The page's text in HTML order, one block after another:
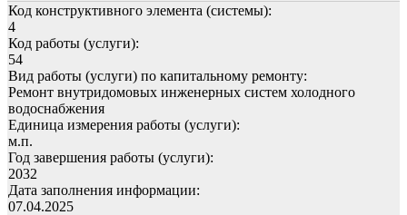
Код конструктивного элемента (системы):
4
Код работы (услуги):
54
Вид работы (услуги) по капитальному ремонту:
Ремонт внутридомовых инженерных систем холодного
водоснабжения
Единица измерения работы (услуги):
м.п.
Год завершения работы (услуги):
2032
Дата заполнения информации:
07.04.2025